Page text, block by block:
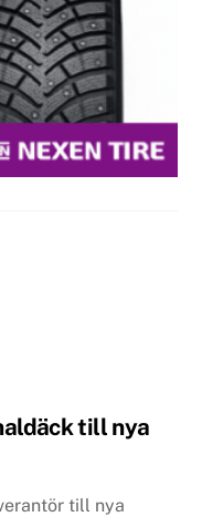
till nya
till nya